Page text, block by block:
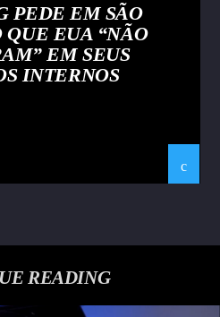
PEDE EM SÃO
QUE EUA “NÃO
EM SEUS
INTERNOS
READING